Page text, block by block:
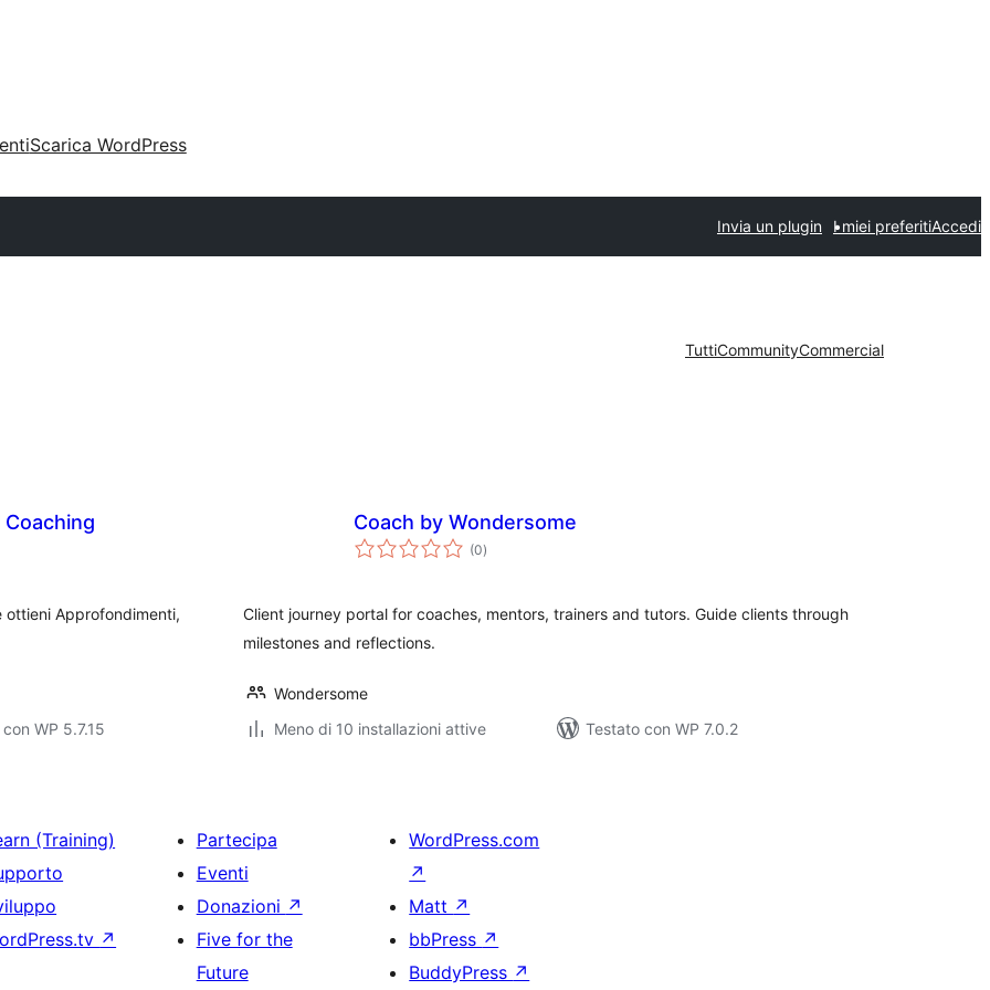
Scarica WordPress
Invia un plugin I miei preferitiAccedi
TuttiCommunityCommercial
ottieni Approfondimenti,
WP 5.7.15
Coach by Wondersome
(0valutazioni
totali
)
Client journey portal for coaches, mentors, trainers and tutors. Guide clients through
milestones and reflections.
Wondersome
Meno di 10 installazioni attive
Testato con WP 7.0.2
(Training)
↗
Partecipa
Eventi
Donazioni ↗
Five for the
Future
WordPress.com
↗
Matt ↗
bbPress ↗
BuddyPress ↗